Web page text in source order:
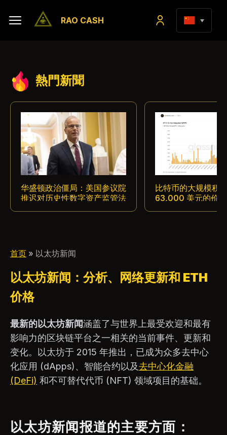
RAO CASH
熱門新聞
华盛顿政治僵局：美国参议院
推迟对历史性数字资产监管法
比特币的大规模积
63,000 美元的价
首页 » 以太坊新闻
以太坊新闻：分析、网络更新和 ETH
价格
最新的以太坊新闻涵盖了与世界上最受欢迎和最有
影响力的区块链平台之一相关的当前事件、更新和
变化。以太坊于 2015 年推出，已成为众多去中心
化应用 (dApps)、智能合约以及去中心化金融
(DeFi) 和不可替代代币 (NFT) 领域项目的基础。
以太坊新闻报道的主要方面：